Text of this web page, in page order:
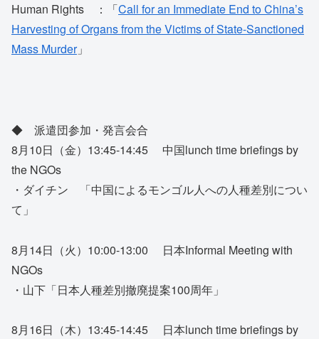
Human Rights ：「Call for an Immediate End to China’s
Harvesting of Organs from the Victims of State-Sanctioned
Mass Murder」
◆ 派遣団参加・発言会合
8月10日（金）13:45-14:45 中国lunch time briefings by
the NGOs
・ダイチン 「中国によるモンゴル人への人種差別につい
て」
8月14日（火）10:00-13:00 日本Informal Meeting with
NGOs
・山下「日本人種差別撤廃提案100周年」
8月16日（木）13:45-14:45 日本lunch time briefings by